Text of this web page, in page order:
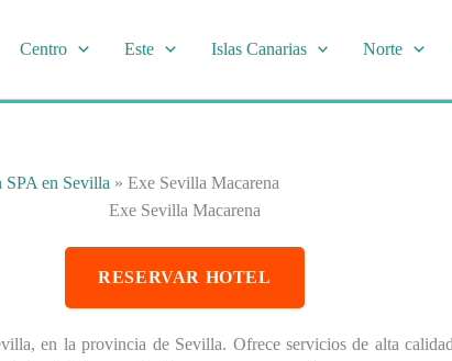
Centro Este Islas Canarias Norte
SPA en Sevilla » Exe Sevilla Macarena
Exe Sevilla Macarena
RESERVAR HOTEL
en la provincia de Sevilla. Ofrece servicios de alta